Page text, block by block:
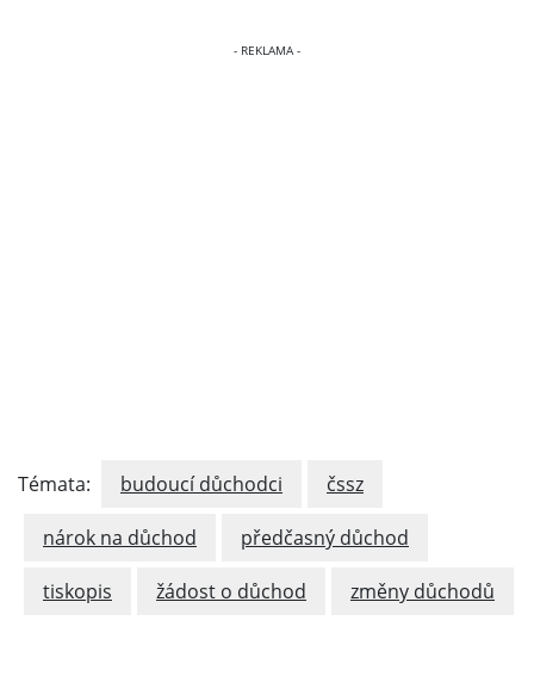
Témata: budoucí důchodci čssz
nárok na důchod předčasný důchod
tiskopis žádost o důchod změny důchodů